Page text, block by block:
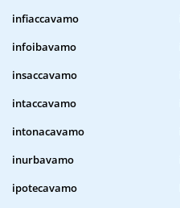
infiaccavamo
infoibavamo
insaccavamo
intaccavamo
intonacavamo
inurbavamo
ipotecavamo